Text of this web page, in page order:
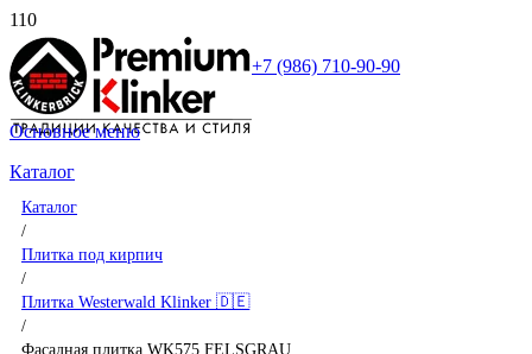
+7 (986) 710-90-90
Основное меню
Каталог
Каталог
/
Плитка под кирпич
/
Плитка Westerwald Klinker 🇩🇪
/
Фасадная плитка WK575 FELSGRAU